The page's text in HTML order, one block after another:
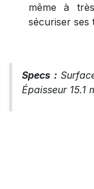
même à
sécuriser ses
Specs :
Épaisseur 15.1